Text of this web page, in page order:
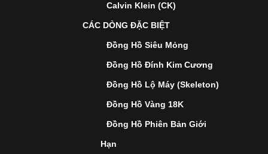
Calvin Klein (CK)
CÁC DÒNG ĐẶC BIỆT
Đồng Hồ Siêu Mỏng
Đồng Hồ Đính Kim Cương
Đồng Hồ Lộ Máy (Skeleton)
Đồng Hồ Vàng 18K
Đồng Hồ Phiên Bản Giới
Hạn